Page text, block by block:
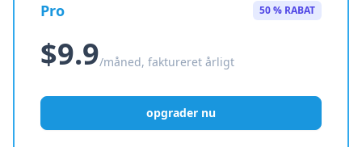
Pro 50 % RABAT
$9.9/måned, faktureret årligt
opgrader nu